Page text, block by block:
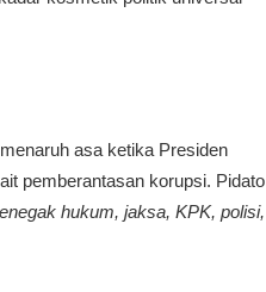
asa ketika Presiden
pemberantasan korupsi. Pidato
hukum, jaksa, KPK, polisi,